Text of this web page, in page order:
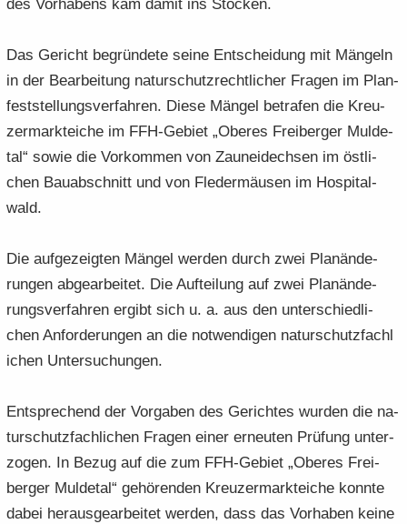
des Vor­ha­bens kam damit ins Sto­cken.
Das Ge­richt be­grün­de­te seine Ent­schei­dung mit Män­geln
in der Be­ar­bei­tung na­tur­schutz­recht­li­cher Fra­gen im Plan­
fest­stel­lungs­ver­fah­ren. Diese Män­gel be­tra­fen die Kreu­
zer­mark­tei­che im FFH-​Gebiet „Obe­res Frei­ber­ger Mul­de­
tal“ sowie die Vor­kom­men von Zaun­ei­dech­sen im öst­li­
chen Bau­ab­schnitt und von Fle­der­mäu­sen im Hos­pi­tal­
wald.
Die auf­ge­zeig­ten Män­gel wer­den durch zwei Plan­än­de­
run­gen ab­ge­ar­bei­tet. Die Auf­tei­lung auf zwei Plan­än­de­
rungs­ver­fah­ren er­gibt sich u. a. aus den un­ter­schied­li­
chen An­for­de­run­gen an die not­wen­di­gen na­tur­schutz­fach­l
i­chen Un­ter­su­chun­gen.
Ent­spre­chend der Vor­ga­ben des Ge­rich­tes wur­den die na­
tur­schutz­fach­li­chen Fra­gen einer er­neu­ten Prü­fung un­ter­
zo­gen. In Bezug auf die zum FFH-​Gebiet „Obe­res Frei­
ber­ger Mul­de­tal“ ge­hö­ren­den Kreu­zer­mark­tei­che konn­te
dabei her­aus­ge­ar­bei­tet wer­den, dass das Vor­ha­ben keine